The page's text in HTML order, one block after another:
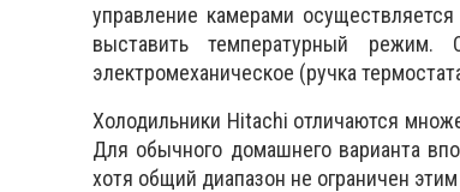
управление камерами
выставить температурный
электромеханическое (ручка
Холодильники Hitachi отличаются
Для обычного домашнего варианта
хотя общий диапазон не ограничен